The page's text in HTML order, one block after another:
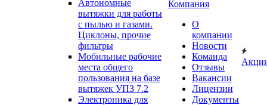
Автономные
вытяжки для работы
с пылью и газами.
Циклоны, прочие
фильтры
Мобильные рабочие
места общего
пользования на базе
вытяжек УПЗ 7.2
Электроника для
Компания
О
компании
Новости
Команда
Отзывы
Вакансии
Лицензии
Документы